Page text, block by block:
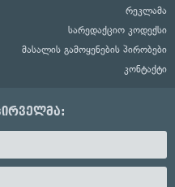
რეკლამა
სარედაქციო კოდექსი
მასალის გამოყენების პირობები
კონტაქტი